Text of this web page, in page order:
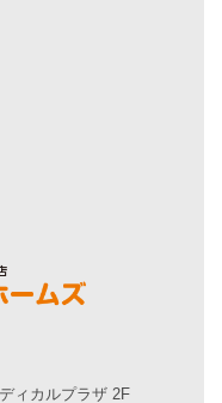
ィカルプラザ 2F